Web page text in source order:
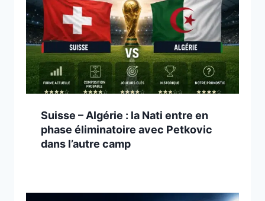
Suisse – Algérie : la Nati entre en
phase éliminatoire avec Petkovic
dans l’autre camp